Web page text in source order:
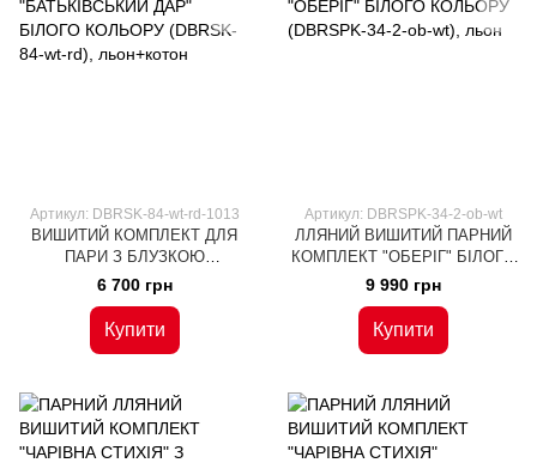
Артикул: DBRSK-84-wt-rd-1013
ВИШИТИЙ КОМПЛЕКТ ДЛЯ
ПАРИ З БЛУЗКОЮ
"БАТЬКІВСЬКИЙ ДАР" БІЛОГО
КОЛЬОРУ (DBRSK-84-wt-rd),
льон+котон
6 700 грн
Купити
Артикул: DBRSPK-34-2-ob-wt
ЛЛЯНИЙ ВИШИТИЙ ПАРНИЙ
КОМПЛЕКТ "ОБЕРІГ" БІЛОГО
КОЛЬОРУ (DBRSPK-34-2-ob-
wt), льон
9 990 грн
Купити